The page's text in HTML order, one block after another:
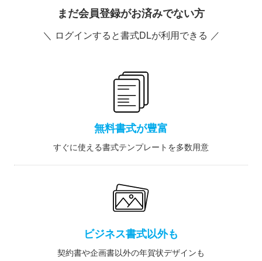
まだ会員登録がお済みでない方
＼ ログインすると書式DLが利用できる ／
無料書式が豊富
すぐに使える書式テンプレートを多数用意
ビジネス書式以外も
契約書や企画書以外の年賀状デザインも